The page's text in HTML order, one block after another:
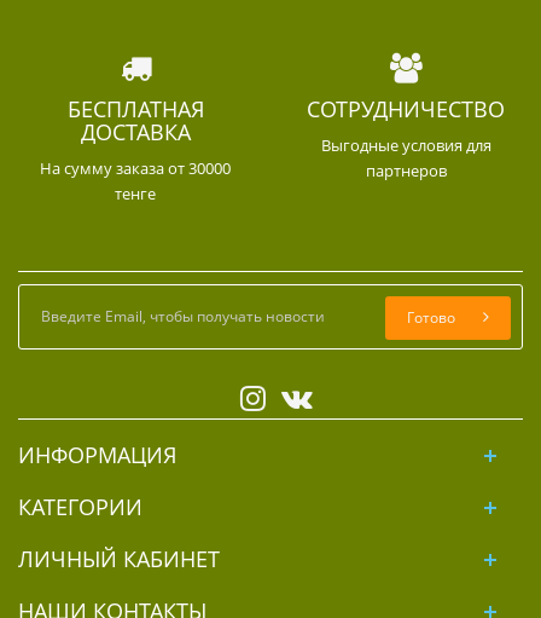
БЕСПЛАТНАЯ
ДОСТАВКА
На сумму заказа от 30000
тенге
СОТРУДНИЧЕСТВО
Выгодные условия для
партнеров
Готово
ИНФОРМАЦИЯ
КАТЕГОРИИ
ЛИЧНЫЙ КАБИНЕТ
НАШИ КОНТАКТЫ